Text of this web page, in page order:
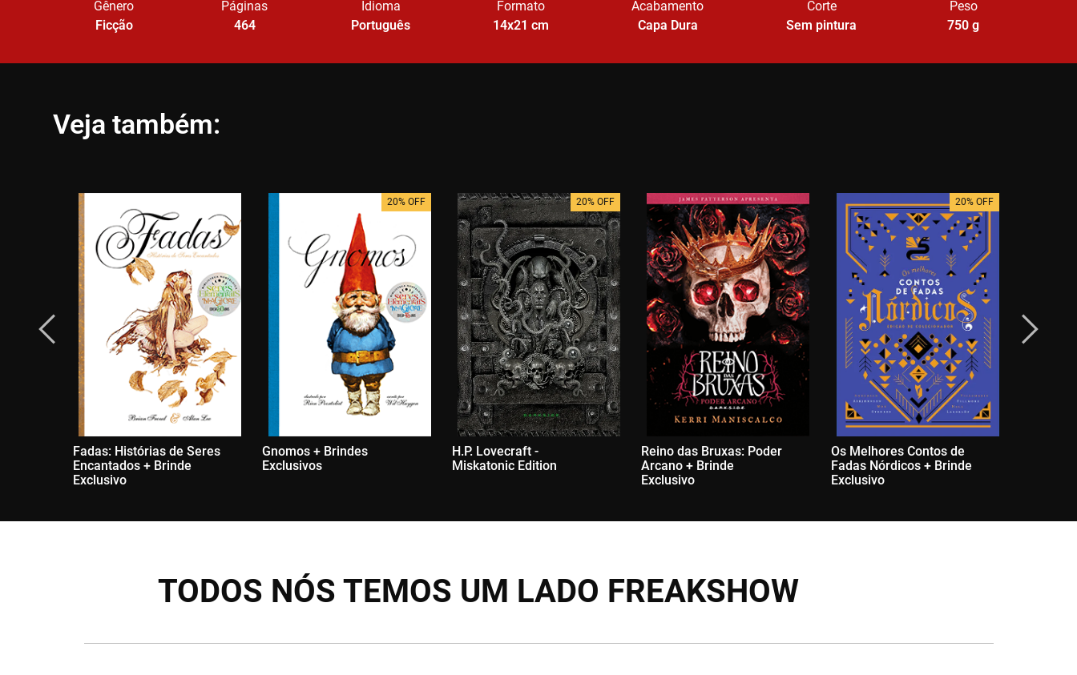
Gênero
Ficção
Páginas
464
Idioma
Português
Formato
14x21 cm
Acabamento
Capa Dura
Corte
Sem pintura
Peso
750 g
Veja também:
Fadas: Histórias de Seres
Encantados + Brinde
Exclusivo
20% OFF
Gnomos + Brindes
Exclusivos
20% OFF
H.P. Lovecraft -
Miskatonic Edition
Reino das Bruxas: Poder
Arcano + Brinde
Exclusivo
20% OFF
Os Melhores Contos de
Fadas Nórdicos + Brinde
Exclusivo
TODOS NÓS TEMOS UM LADO FREAKSHOW